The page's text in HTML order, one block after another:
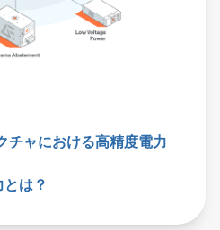
チャにおける高精度電力
は？